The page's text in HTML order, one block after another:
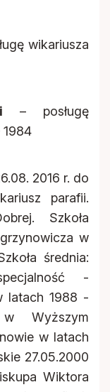
wikariusza
– posługę
1984
2016 r. do
parafii.
Szkoła
w
średnia:
-
latach 1988 -
Wyższym
w latach
27.05.2000
Wiktora